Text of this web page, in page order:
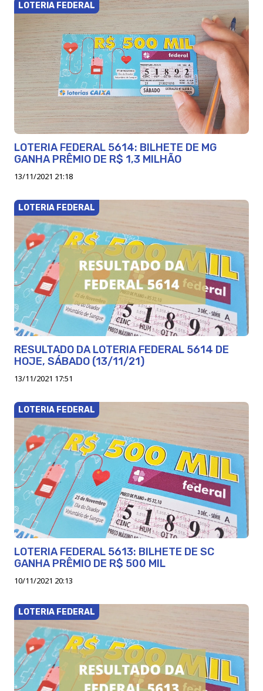
LOTERIA FEDERAL
LOTERIA FEDERAL 5614: BILHETE DE MG
GANHA PRÊMIO DE R$ 1,3 MILHÃO
13/11/2021 21:18
LOTERIA FEDERAL
RESULTADO DA LOTERIA FEDERAL 5614 DE
HOJE, SÁBADO (13/11/21)
13/11/2021 17:51
LOTERIA FEDERAL
LOTERIA FEDERAL 5613: BILHETE DE SC
GANHA PRÊMIO DE R$ 500 MIL
10/11/2021 20:13
LOTERIA FEDERAL